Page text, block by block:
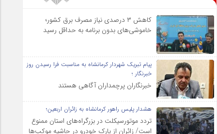
کاهش ۳ درصدی نیاز مصرف برق کشور؛
خاموشی‌های بدون برنامه به حداقل رسید
پیام تبریک شهردار کرمانشاه به مناسبت فرا رسیدن روز
خبرنگار ؛
خبرنگاران پرچمداران آگاهی هستند
هشدار پلیس راهور کرمانشاه به زائران اربعین؛
تردد موتورسیکلت در بزرگراه‌های استان ممنوع
است/ زائران از پارک خودرو در حاشیه موکب‌ها